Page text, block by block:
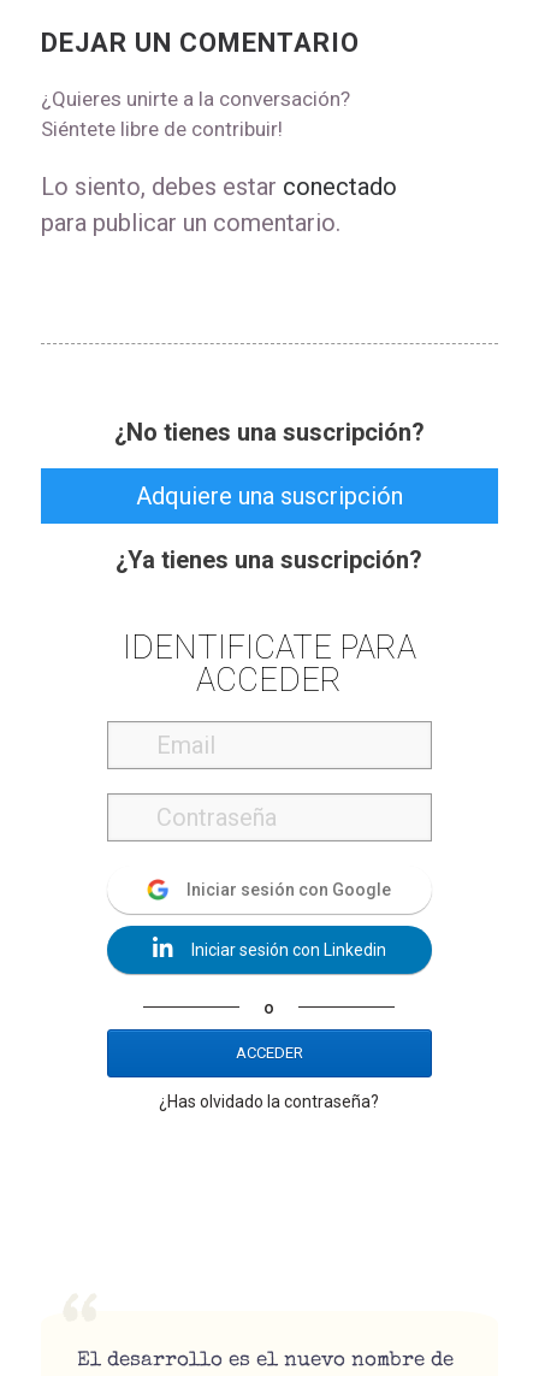
DEJAR UN COMENTARIO
¿Quieres unirte a la conversación?
Siéntete libre de contribuir!
Lo siento, debes estar conectado
para publicar un comentario.
¿No tienes una suscripción?
Adquiere una suscripción
¿Ya tienes una suscripción?
IDENTIFICATE PARA
ACCEDER
Iniciar sesión con Google
Iniciar sesión con Linkedin
o
ACCEDER
¿Has olvidado la contraseña?
El desarrollo es el nuevo nombre de